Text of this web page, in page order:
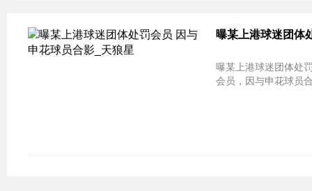
曝某上港球迷团体
曝某上港球迷团体处
会员，因与申花球员